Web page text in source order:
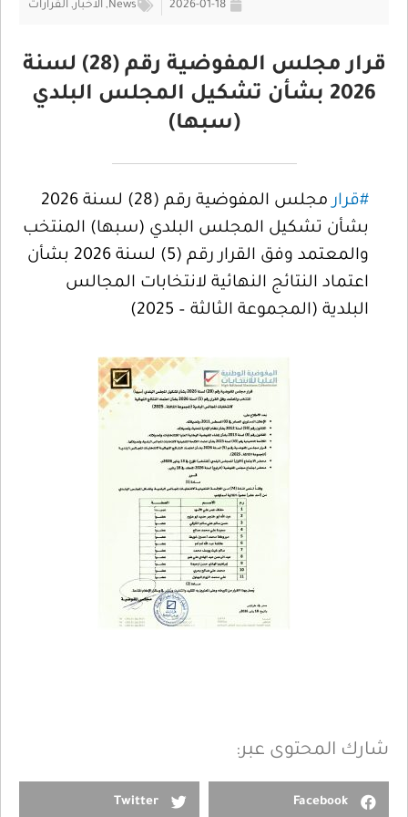
2026-01-18
News
, الأخبار, القرارات
قرار مجلس المفوضية رقم (28) لسنة
2026 بشأن تشكيل المجلس البلدي
(سبها)
#قرار
مجلس المفوضية رقم (28) لسنة 2026
بشأن تشكيل المجلس البلدي (سبها) المنتخب
والمعتمد وفق القرار رقم (5) لسنة 2026 بشأن
اعتماد النتائج النهائية لانتخابات المجالس
البلدية (المجموعة الثالثة – 2025)
شارك المحتوى عبر:
Facebook
Twitter